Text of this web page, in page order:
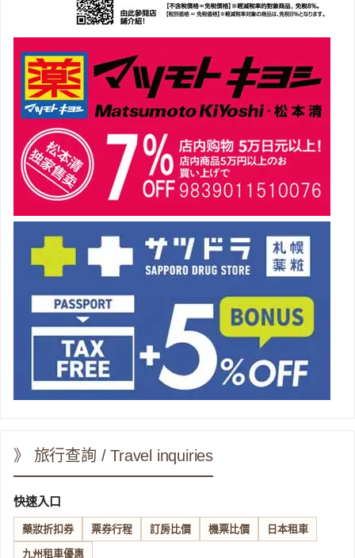
》 旅行查詢 / Travel inquiries
快速入口
藥妝折扣券 票券行程 訂房比價 機票比價 日本租車
九州租車優惠